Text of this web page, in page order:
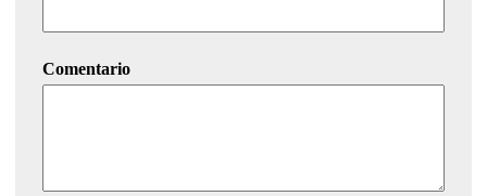
Comentario